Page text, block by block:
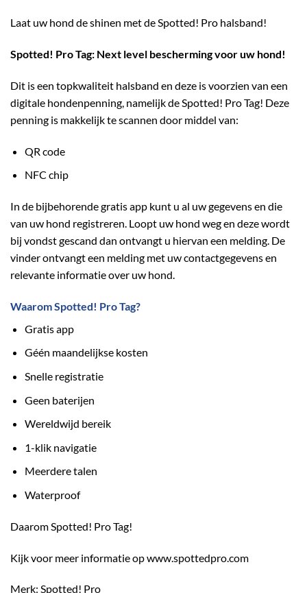
Laat uw hond de shinen met de Spotted! Pro halsband!
Spotted! Pro Tag: Next level bescherming voor uw hond!
Dit is een topkwaliteit halsband en deze is voorzien van een
digitale hondenpenning, namelijk de Spotted! Pro Tag! Deze
penning is makkelijk te scannen door middel van:
QR code
NFC chip
In de bijbehorende gratis app kunt u al uw gegevens en die
van uw hond registreren. Loopt uw hond weg en deze wordt
bij vondst gescand dan ontvangt u hiervan een melding. De
vinder ontvangt een melding met uw contactgegevens en
relevante informatie over uw hond.
Waarom Spotted! Pro Tag?
Gratis app
Géén maandelijkse kosten
Snelle registratie
Geen baterijen
Wereldwijd bereik
1-klik navigatie
Meerdere talen
Waterproof
Daarom Spotted! Pro Tag!
Kijk voor meer informatie opwww.spottedpro.com
Merk: Spotted! Pro